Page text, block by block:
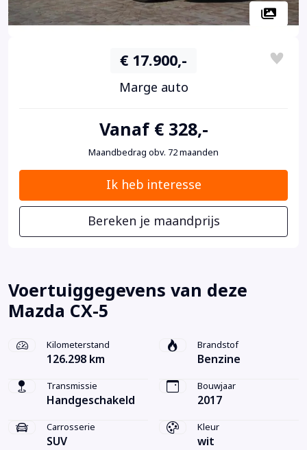
€ 17.900,-
Marge auto
Vanaf € 328,-
Maandbedrag obv. 72 maanden
Ik heb interesse
Bereken je maandprijs
Voertuiggegevens van deze
Mazda CX-5
Kilometerstand
126.298 km
Brandstof
Benzine
Transmissie
Handgeschakeld
Bouwjaar
2017
Carrosserie
SUV
Kleur
wit